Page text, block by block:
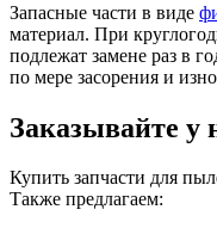
Запасные части в виде
материал. При
подлежат замене раз в
по мере засорения и
Заказывайте у
Купить запчасти для
Также предлагаем: